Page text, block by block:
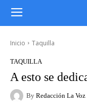
Inicio Taquilla
TAQUILLA
A esto se
By Redacción La Voz